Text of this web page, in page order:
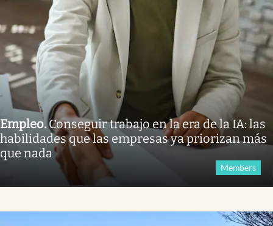
Empleo.Conseguir trabajo en la era de la IA: las
habilidades que las empresas ya priorizan más
que nada
Members